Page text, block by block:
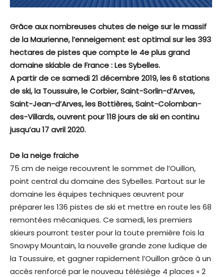
Grâce aux nombreuses chutes de neige sur le massif
de la Maurienne, l’enneigement est optimal sur les 393
hectares de pistes que compte le 4e plus grand
domaine skiable de France : Les Sybelles.
A partir de ce samedi 21 décembre 2019, les 6 stations
de ski, la Toussuire, le Corbier, Saint-Sorlin-d’Arves,
Saint-Jean-d’Arves, les Bottières, Saint-Colomban-
des-Villards, ouvrent pour 118 jours de ski en continu
jusqu’au 17 avril 2020.
De la neige fraiche
75 cm de neige recouvrent le sommet de l’Ouillon,
point central du domaine des Sybelles. Partout sur le
domaine les équipes techniques œuvrent pour
préparer les 136 pistes de ski et mettre en route les 68
remontées mécaniques. Ce samedi, les premiers
skieurs pourront tester pour la toute première fois la
Snowpy Mountain, la nouvelle grande zone ludique de
la Toussuire, et gagner rapidement l’Ouillon grâce à un
accès renforcé par le nouveau télésiège 4 places « 2